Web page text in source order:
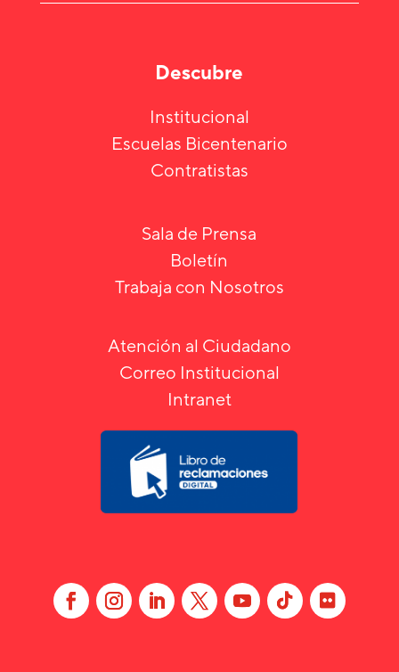
Descubre
Institucional
Escuelas Bicentenario
Contratistas
Sala de Prensa
Boletín
Trabaja con Nosotros
Atención al Ciudadano
Correo Institucional
Intranet